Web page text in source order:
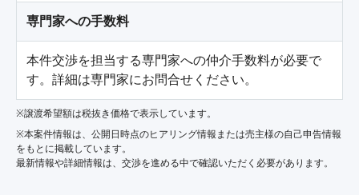
専門家への手数料
本件交渉を担当する専門家への仲介手数料が必要で
す。詳細は専門家にお問合せください。
※譲渡希望額は税抜き価格で表示しています。
※本案件情報は、公開日時点のヒアリング情報または売主様の自己申告情報
をもとに掲載しています。
最新情報や詳細情報は、交渉を進める中で確認いただく必要があります。